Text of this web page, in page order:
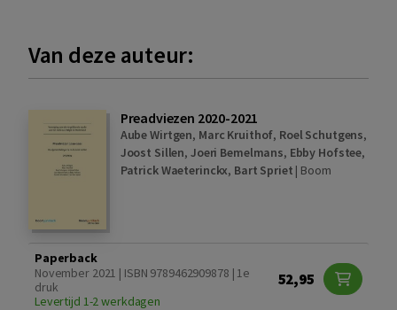
Van deze auteur:
Preadviezen 2020-2021
Aube Wirtgen, Marc Kruithof, Roel Schutgens,
Joost Sillen, Joeri Bemelmans, Ebby Hofstee,
Patrick Waeterinckx, Bart Spriet | Boom
Paperback
November 2021 | ISBN 9789462909878 | 1e
druk
Levertijd 1-2 werkdagen
52,95